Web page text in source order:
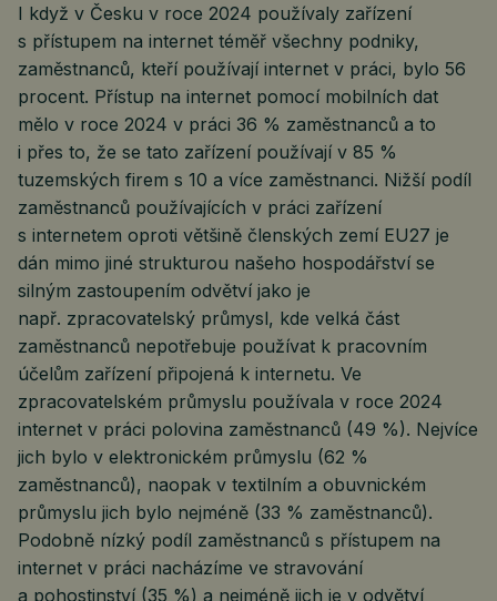
I když v Česku v roce 2024 používaly zařízení
s přístupem na internet téměř všechny podniky,
zaměstnanců, kteří používají internet v práci, bylo 56
procent. Přístup na internet pomocí mobilních dat
mělo v roce 2024 v práci 36 % zaměstnanců a to
i přes to, že se tato zařízení používají v 85 %
tuzemských firem s 10 a více zaměstnanci. Nižší podíl
zaměstnanců používajících v práci zařízení
s internetem oproti většině členských zemí EU27 je
dán mimo jiné strukturou našeho hospodářství se
silným zastoupením odvětví jako je
např. zpracovatelský průmysl, kde velká část
zaměstnanců nepotřebuje používat k pracovním
účelům zařízení připojená k internetu. Ve
zpracovatelském průmyslu používala v roce 2024
internet v práci polovina zaměstnanců (49 %). Nejvíce
jich bylo v elektronickém průmyslu (62 %
zaměstnanců), naopak v textilním a obuvnickém
průmyslu jich bylo nejméně (33 % zaměstnanců).
Podobně nízký podíl zaměstnanců s přístupem na
internet v práci nacházíme ve stravování
a pohostinství (35 %) a nejméně jich je v odvětví